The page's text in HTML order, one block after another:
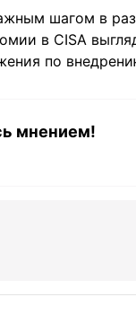
шагом в
в CISA
по
мнением!